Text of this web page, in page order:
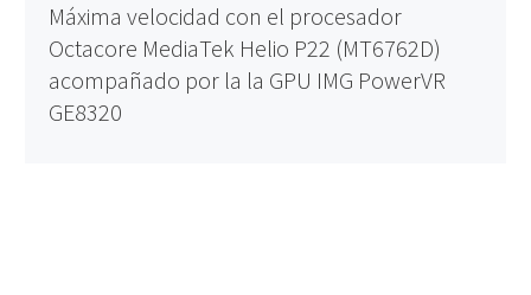
Máxima velocidad con el procesador
Octacore MediaTek Helio P22 (MT6762D)
acompañado por la la GPU IMG PowerVR
GE8320